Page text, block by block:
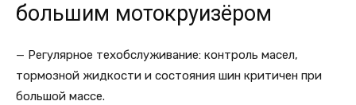
большим мотокруизёром
— Регулярное техобслуживание: контроль масел,
тормозной жидкости и состояния шин критичен при
большой массе.